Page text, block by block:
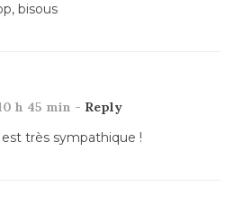
bisous
h 45 min - Reply
très sympathique !